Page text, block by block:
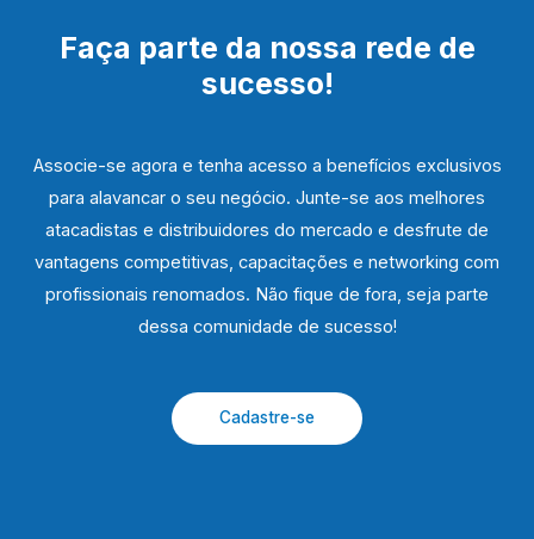
Faça parte da nossa rede de
sucesso!
Associe-se agora e tenha acesso a benefícios exclusivos
para alavancar o seu negócio. Junte-se aos melhores
atacadistas e distribuidores do mercado e desfrute de
vantagens competitivas, capacitações e networking com
profissionais renomados. Não fique de fora, seja parte
dessa comunidade de sucesso!
Cadastre-se